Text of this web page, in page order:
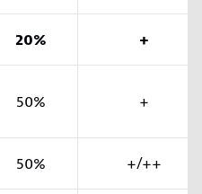
20% +
50% +
50% +/++